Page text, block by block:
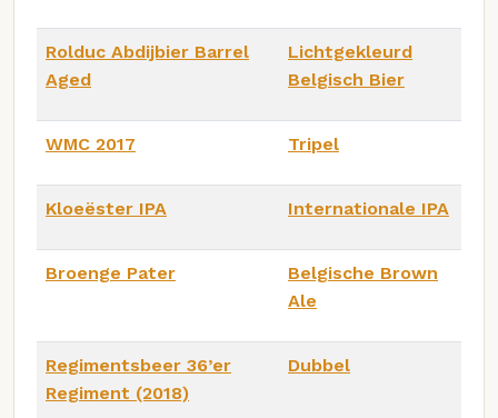
Rolduc Abdijbier Barrel
Aged
Lichtgekleurd
Belgisch Bier
WMC 2017 Tripel
Kloeëster IPA Internationale IPA
Broenge Pater
Belgische Brown
Ale
Regimentsbeer 36’er
Regiment (2018)
Dubbel